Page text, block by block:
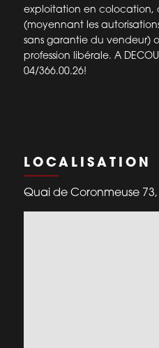
exploitation en colocation,
(moyennant les
sans garantie du vendeur)
profession libérale. A
04/366.00.26!
LOCALISATION
Quai de Coronmeuse 73,